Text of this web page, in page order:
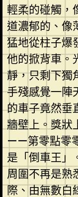
輕柔的碰觸，
道濃郁的、像
猛地從柱子爆
他的掀背車。
靜，只剩下獨
手殘感覺一陣
的車子竟然垂
牆壁上。獎狀
——第零點零
是「倒車王」
周圍不再是熟
際、由無數白